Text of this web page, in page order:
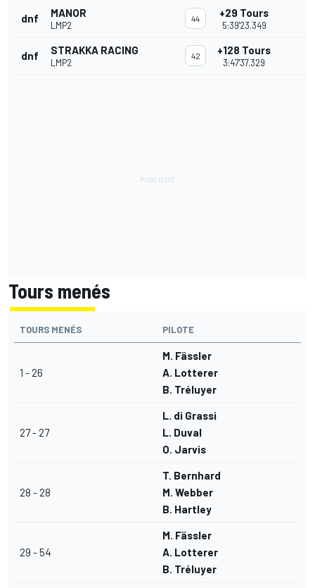
dnf MANOR
LMP2
44 +29 Tours
5:39'23.349
dnf STRAKKA RACING
LMP2
42 +128 Tours
3:47'37.329
Tours menés
TOURS MENÉS PILOTE
1 - 26
M. Fässler
A. Lotterer
B. Tréluyer
27 - 27
L. di Grassi
L. Duval
O. Jarvis
28 - 28
T. Bernhard
M. Webber
B. Hartley
29 - 54
M. Fässler
A. Lotterer
B. Tréluyer